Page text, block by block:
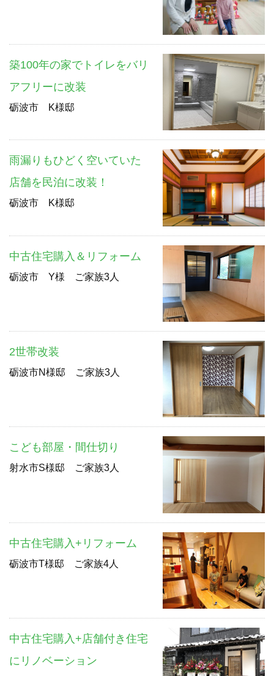
築100年の家でトイレをバリ
アフリーに改装
砺波市 K様邸
雨漏りもひどく空いていた
店舗を民泊に改装！
砺波市 K様邸
中古住宅購入＆リフォーム
砺波市 Y様 ご家族3人
2世帯改装
砺波市N様邸 ご家族3人
こども部屋・間仕切り
射水市S様邸 ご家族3人
中古住宅購入+リフォーム
砺波市T様邸 ご家族4人
中古住宅購入+店舗付き住宅
にリノベーション